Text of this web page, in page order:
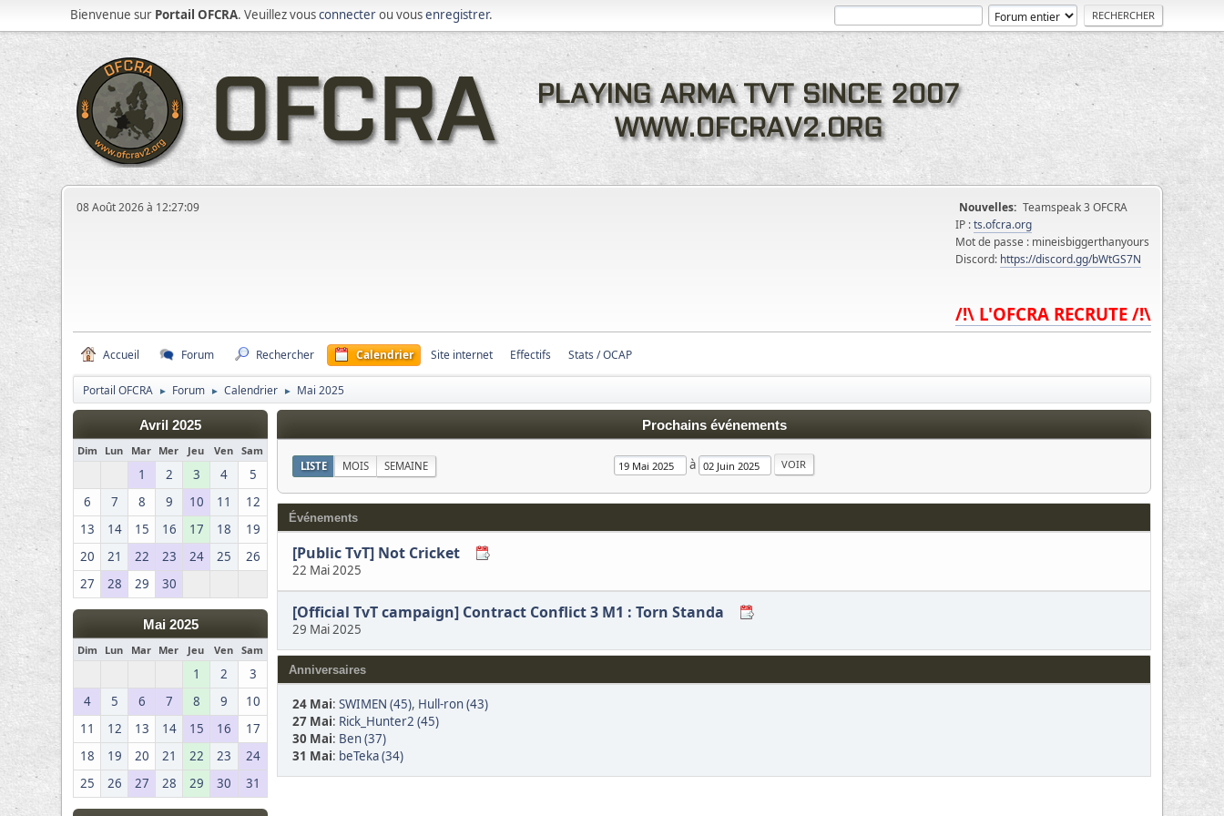
Bienvenue sur Portail OFCRA. Veuillez vousconnecterou vousenregistrer.
08 Août 2026 à 12:27:09 Nouvelles: Teamspeak 3 OFCRA
IP :ts.ofcra.org
Mot de passe : mineisbiggerthanyours
Discord: https://discord.gg/bWtGS7N
/!\ L'OFCRA RECRUTE /!\
Accueil Forum Rechercher Calendrier Site internet Effectifs Stats / OCAP
Portail OFCRA ► Forum ► Calendrier ► Mai 2025
Avril 2025
Dim Lun Mar Mer Jeu Ven Sam
1 2 3 4
5
6
7 8 9 10 11
12
13
14 15 16 17 18
19
20
21 22 23 24 25
26
27
28 29 30
Mai 2025
Dim Lun Mar Mer Jeu Ven Sam
1 2
3
4
5 6 7 8 9
10
11
12 13 14 15 16
17
18
19 20 21 22 23
24
25
26 27 28 29 30 31
Prochains événements
LISTE MOIS SEMAINE à
Événements
[Public TvT] Not Cricket
22 Mai 2025
[Official TvT campaign] Contract Conflict 3 M1 : Torn Standa
29 Mai 2025
Anniversaires
24 Mai:SWIMEN (45), Hull-ron (43)
27 Mai: Rick_Hunter2 (45)
30 Mai: Ben (37)
31 Mai: beTeka (34)